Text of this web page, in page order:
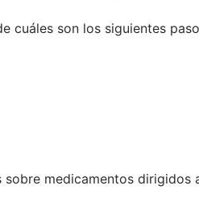
cuáles son los siguientes
medicamentos dirigidos